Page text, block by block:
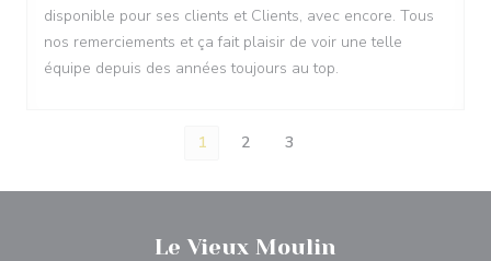
disponible pour ses clients et Clients, avec encore. Tous
nos remerciements et ça fait plaisir de voir une telle
équipe depuis des années toujours au top.
1 2 3
Le Vieux Moulin